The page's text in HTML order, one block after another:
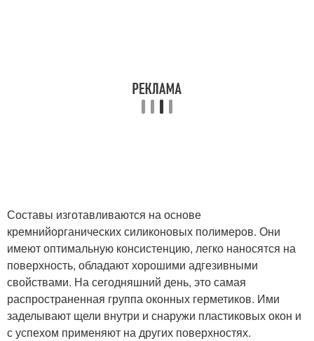
Составы изготавливаются на основе
кремнийорганических силиконовых полимеров. Они
имеют оптимальную консистенцию, легко наносятся на
поверхность, обладают хорошими адгезивными
свойствами. На сегодняшний день, это самая
распространенная группа оконных герметиков. Ими
заделывают щели внутри и снаружи пластиковых окон и
с успехом применяют на других поверхностях.